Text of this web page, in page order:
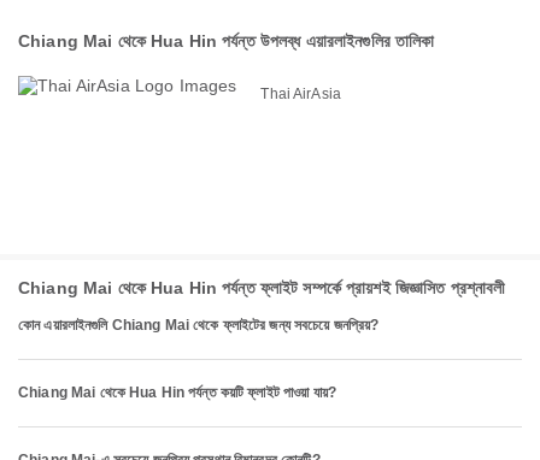
Chiang Mai থেকে Hua Hin পর্যন্ত উপলব্ধ এয়ারলাইনগুলির তালিকা
Thai AirAsia
Chiang Mai থেকে Hua Hin পর্যন্ত ফ্লাইট সম্পর্কে প্রায়শই জিজ্ঞাসিত প্রশ্নাবলী
কোন এয়ারলাইনগুলি Chiang Mai থেকে ফ্লাইটের জন্য সবচেয়ে জনপ্রিয়?
Chiang Mai থেকে Hua Hin পর্যন্ত কয়টি ফ্লাইট পাওয়া যায়?